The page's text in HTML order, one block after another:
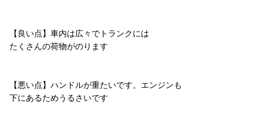
【良い点】車内は広々でトランクには
たくさんの荷物がのります
【悪い点】ハンドルが重たいです。エンジンも
下にあるためうるさいです